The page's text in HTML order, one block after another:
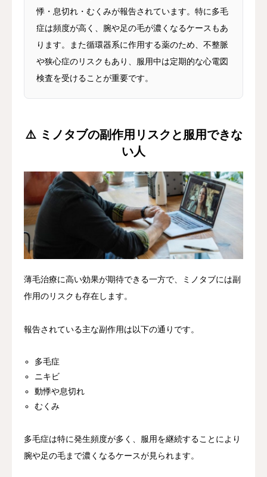
悸・息切れ・むくみが報告されています。特に多毛
症は頻度が高く、腕や足の毛が濃くなるケースもあ
ります。また循環器系に作用する薬のため、不整脈
や狭心症のリスクもあり、服用中は定期的な心電図
検査を受けることが重要です。
⚠️ ミノタブの副作用リスクと服用できな
い人
薄毛治療に高い効果が期待できる一方で、ミノタブには副
作用のリスクも存在します。
報告されている主な副作用は以下の通りです。
多毛症
ニキビ
動悸や息切れ
むくみ
多毛症は特に発生頻度が多く、服用を継続することにより
腕や足の毛まで濃くなるケースが見られます。